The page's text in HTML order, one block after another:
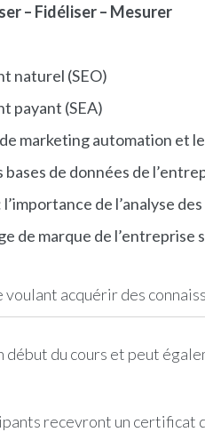
– Fidéliser – Mesurer
naturel (SEO)
payant (SEA)
marketing automation et
de données de
de l’analyse
de marque de l’entreprise
acquérir des
début du cours et peut
recevront un